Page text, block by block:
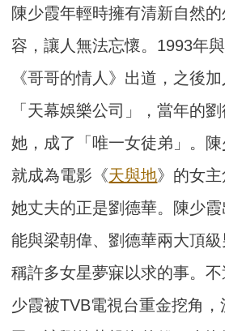
陳少霞年輕時擁有清新自然
容，讓人無法忘懷。1993年
《哥哥的情人》出道，之後
「天幕娛樂公司」，當年的
她，成了「唯一女徒弟」。
就成為電影《天與地》的女
她丈夫的正是劉德華。陳少
能與梁朝偉、劉德華兩大頂
稱許多女星夢寐以求的事。
少霞被TVB電視台重金挖角